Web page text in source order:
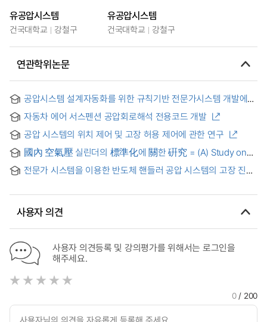
유공압시스템
건국대학교 강철구
유공압시스템
건국대학교 강철구
연관학위논문
공압시스템 설계자동화를 위한 규칙기반 전문가시스템 개발에
자동차 에어 서스펜션 공압회로해석 전용코드 개발
공압 시스템의 위치 제어 및 고장 허용 제어에 관한 연구
國內 空氣壓 실린더의 標準化에 關한 硏究 = (A) Study on
전문가 시스템을 이용한 반도체 핸들러 공압 시스템의 고장 진단
사용자 의견
사용자 의견등록 및 강의평가를 위해서는 로그인을
해주세요.
0/ 200